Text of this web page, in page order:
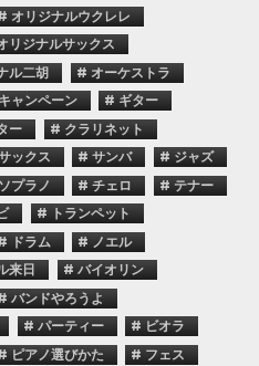
オリジナルウクレレ
リジナルサックス
ル二胡
# オーケストラ
ャンペーン
# ギター
ー
# クラリネット
ックス # サンバ
# ジャズ
プラノ # チェロ
# テナー
# トランペット
ドラム
# ノエル
来日
# バイオリン
バンドやろうよ
# パーティー
# ビオラ
ピアノ選びかた
# フェス